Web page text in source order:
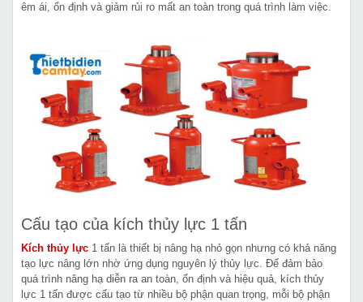
êm ái, ổn định và giảm rủi ro mất an toàn trong quá trình làm việc.
Cấu tạo của kích thủy lực 1 tấn
Kích thủy lực 1 tấn là thiết bị nâng hạ nhỏ gọn nhưng có khả năng
tạo lực nâng lớn nhờ ứng dụng nguyên lý thủy lực. Để đảm bảo
quá trình nâng hạ diễn ra an toàn, ổn định và hiệu quả, kích thủy
lực 1 tấn được cấu tạo từ nhiều bộ phận quan trọng, mỗi bộ phận